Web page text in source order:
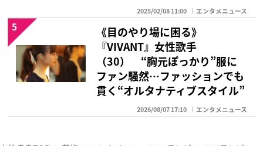
2025/02/08 11:00 エンタメニュース
《目のやり場に困る》
『VIVANT』女性歌手
（30） “胸元ぽっかり”服に
ファン騒然…ファッションでも
貫く“オルタナティブスタイル”
2026/08/07 17:10 エンタメニュース
5